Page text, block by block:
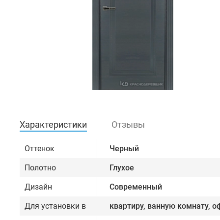
Характеристики Отзывы
Оттенок Черный
Полотно Глухое
Дизайн Современный
Для установки в квартиру, ванную комнату,